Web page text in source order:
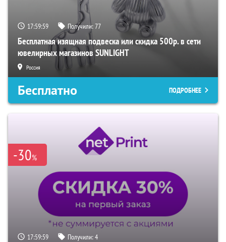
17:59:58 Получили:77
Бесплатная изящная подвеска или скидка 500р. в сети
ювелирных магазинов SUNLIGHT
Россия
Бесплатно ПОДРОБНЕЕ
-30%
17:59:58 Получили:4